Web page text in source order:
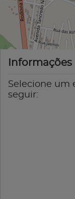
Informações
Selecione um
seguir: